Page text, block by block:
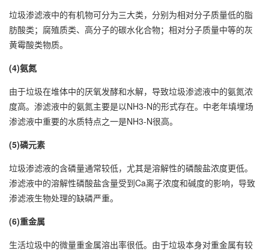
垃圾渗滤液中的有机物可分为三大类，分别为相对分子质量低的脂
肪酸类；腐殖质类、高分子的碳水化合物；相对分子质量中等的灰
黄霉酸类物质。
(4)氨氮
由于垃圾在堆体中的厌氧发酵和水解，导致垃圾渗滤液中的氨氮浓
度高。渗滤液中的氨氮主要是以NH3-N的形式存在。中老年填埋场
渗滤液中重要的水质特点之一是NH3-N很高。
(5)磷元素
垃圾渗滤液的含磷量通常较低，尤其是溶解性的磷酸盐浓度更低。
渗滤液中的溶解性磷酸盐含量受到Ca离子浓度和碱度的影响，导致
渗滤液生物处理的缺磷严重。
(6)重金属
生活垃圾中的微量重金属溶出率很低。由于垃圾本身对重金属有较